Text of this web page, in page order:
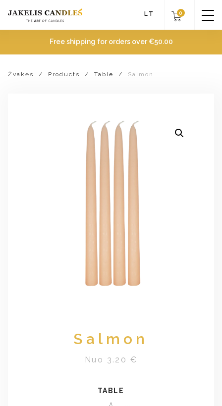
Free shipping for orders over€50.00
LT 0
Žvakės / Products / Table / Salmon
Salmon
Nuo 3.20 €
TABLE